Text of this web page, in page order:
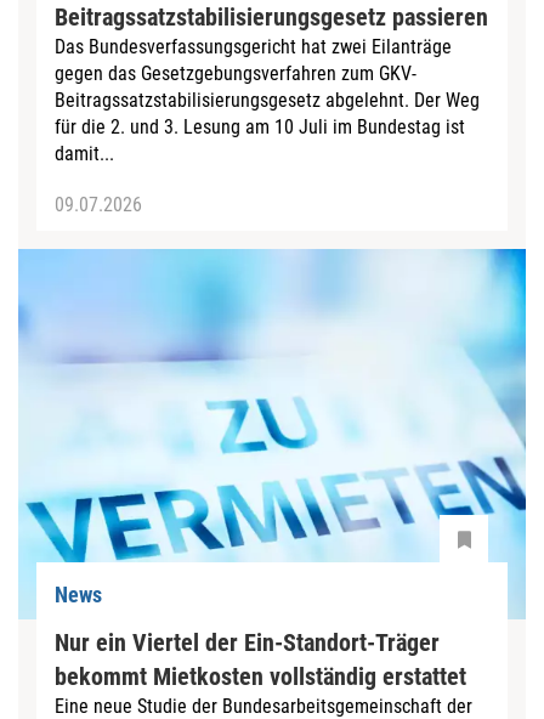
Beitragssatzstabilisierungsgesetz passieren
Das Bundesverfassungsgericht hat zwei Eilanträge
gegen das Gesetzgebungsverfahren zum GKV-
Beitragssatzstabilisierungsgesetz abgelehnt. Der Weg
für die 2. und 3. Lesung am 10 Juli im Bundestag ist
damit...
09.07.2026
News
Nur ein Viertel der Ein-Standort-Träger
bekommt Mietkosten vollständig erstattet
Eine neue Studie der Bundesarbeitsgemeinschaft der